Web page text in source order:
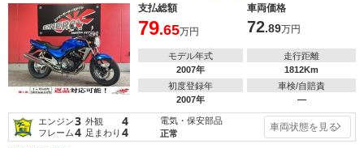
支払総額
車両価格
79.65万円 72.89万円
モデル年式
2007年
走行距離
1812Km
初度登録年
2007年
車検/自賠責
―
エンジン3 外観 4
フレーム4 足まわり 4
電気・保安部品
正常
車両状態を見る